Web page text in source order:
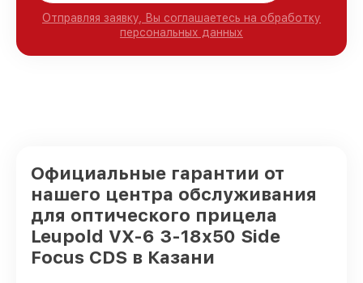
Отправляя заявку, Вы соглашаетесь на обработку
персональных данных
Официальные гарантии от
нашего центра обслуживания
для оптического прицела
Leupold VX-6 3-18x50 Side
Focus CDS в Казани